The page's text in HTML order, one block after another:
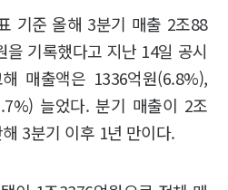
기준 올해 3분기 매출 2조88
기록했다고 지난 14일 공시
매출액은 1336억원(6.8%),
늘었다. 분기 매출이 2조
3분기 이후 1년 만이다.